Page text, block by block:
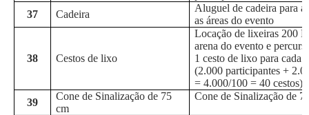
37
Cadeira
Aluguel de cadeira para
as áreas do evento
38 Cestos de lixo
Locação de lixeiras 200 L
arena do evento e
1 cesto de lixo para cada
(2.000 participantes +
= 4.000/100 = 40 cestos)
39
Cone de Sinalização de 75
cm
Cone de Sinalização de